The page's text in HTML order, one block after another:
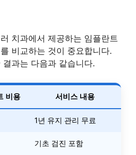
치과에서 제공하는 임플란트
비교하는 것이 중요합니다.
과는 다음과 같습니다.
비용 서비스 내용
1년 유지 관리 무료
기초 검진 포함